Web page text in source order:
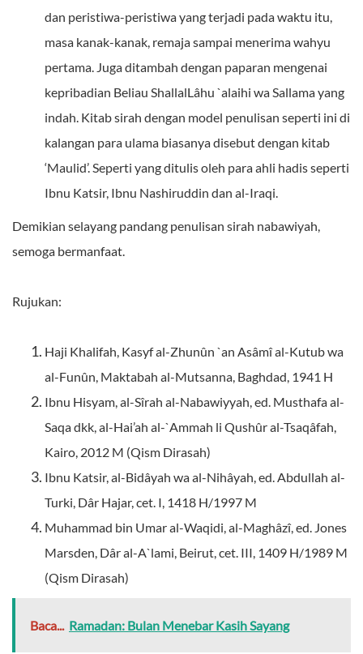
dan peristiwa-peristiwa yang terjadi pada waktu itu,
masa kanak-kanak, remaja sampai menerima wahyu
pertama. Juga ditambah dengan paparan mengenai
kepribadian Beliau ShallalLâhu `alaihi wa Sallama yang
indah. Kitab sirah dengan model penulisan seperti ini di
kalangan para ulama biasanya disebut dengan kitab
‘Maulid’. Seperti yang ditulis oleh para ahli hadis seperti
Ibnu Katsir, Ibnu Nashiruddin dan al-Iraqi.
Demikian selayang pandang penulisan sirah nabawiyah,
semoga bermanfaat.
Rujukan:
Haji Khalifah, Kasyf al-Zhunûn `an Asâmî al-Kutub wa
al-Funûn, Maktabah al-Mutsanna, Baghdad, 1941 H
Ibnu Hisyam, al-Sîrah al-Nabawiyyah, ed. Musthafa al-
Saqa dkk, al-Hai’ah al-`Ammah li Qushûr al-Tsaqâfah,
Kairo, 2012 M (Qism Dirasah)
Ibnu Katsir, al-Bidâyah wa al-Nihâyah, ed. Abdullah al-
Turki, Dâr Hajar, cet. I, 1418 H/1997 M
Muhammad bin Umar al-Waqidi, al-Maghâzî, ed. Jones
Marsden, Dâr al-A`lami, Beirut, cet. III, 1409 H/1989 M
(Qism Dirasah)
Baca... Ramadan: Bulan Menebar Kasih Sayang